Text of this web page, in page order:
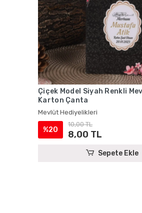
Çiçek Model Siyah Renkli
Karton Çanta
Mevlüt Hediyelikleri
%20
10,00 TL
8,00 TL
Sepete Ekle